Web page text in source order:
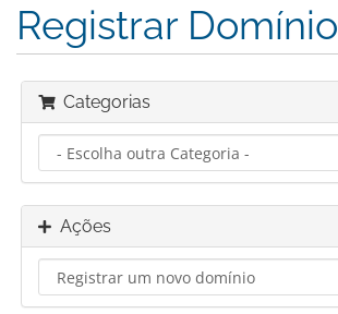
Registrar Domínio
Categorias
Ações